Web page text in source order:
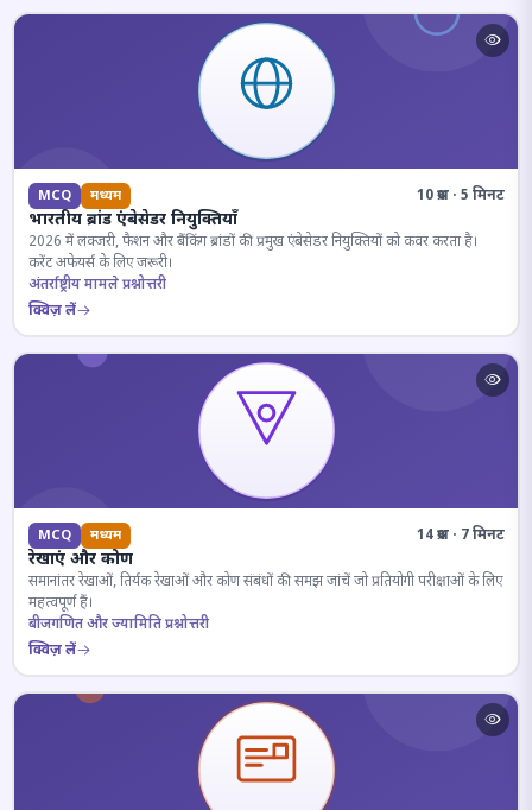
MCQ मध्यम 10 प्रश्न · 5 मिनट
भारतीय ब्रांड एंबेसेडर नियुक्तियाँ
2026 में लक्जरी, फैशन और बैंकिंग ब्रांडों की प्रमुख एंबेसेडर नियुक्तियों को कवर करता है।
करेंट अफेयर्स के लिए जरूरी।
अंतर्राष्ट्रीय मामले प्रश्नोत्तरी
क्विज़ लें
MCQ मध्यम 14 प्रश्न · 7 मिनट
रेखाएं और कोण
समानांतर रेखाओं, तिर्यक रेखाओं और कोण संबंधों की समझ जांचें जो प्रतियोगी परीक्षाओं के लिए
महत्वपूर्ण हैं।
बीजगणित और ज्यामिति प्रश्नोत्तरी
क्विज़ लें